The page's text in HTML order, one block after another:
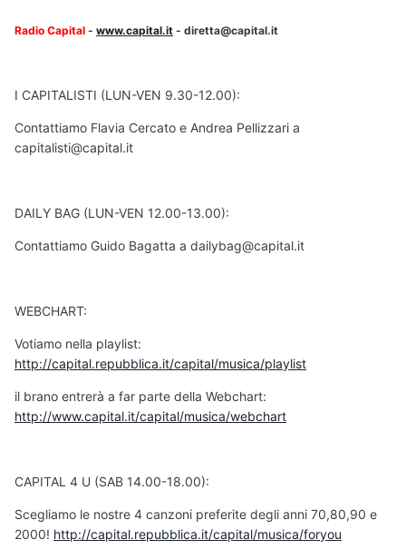
Radio Capital - www.capital.it - diretta@capital.it
I CAPITALISTI (LUN-VEN 9.30-12.00):
Contattiamo Flavia Cercato e Andrea Pellizzari a
capitalisti@capital.it
DAILY BAG (LUN-VEN 12.00-13.00):
Contattiamo Guido Bagatta a dailybag@capital.it
WEBCHART:
Votiamo nella playlist:
http://capital.repubblica.it/capital/musica/playlist
il brano entrerà a far parte della Webchart:
http://www.capital.it/capital/musica/webchart
CAPITAL 4 U (SAB 14.00-18.00):
Scegliamo le nostre 4 canzoni preferite degli anni 70,80,90 e
2000! http://capital.repubblica.it/capital/musica/foryou